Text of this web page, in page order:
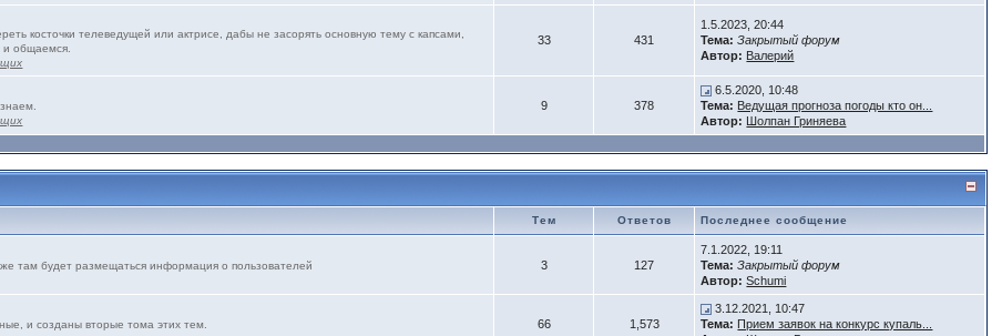
косточки телеведущей или актрисе, дабы не засорять основную тему с капсами,
и общаемся.
33 431
1.5.2023, 20:44
Тема: Закрытый форум
Автор: Валерий
9 378
6.5.2020, 10:48
Тема: Ведущая прогноза погоды кто он...
Автор:
Шолпан Гриняева
Тем Ответов Последнее сообщение
там будет размещаться информация о пользователей
3 127
7.1.2022, 19:11
Тема: Закрытый форум
Автор: Schumi
и созданы вторые тома этих тем.
66 1,573
3.12.2021, 10:47
Тема: Прием заявок на конкурс купаль...